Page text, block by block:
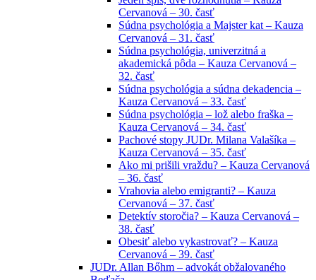
Cervanová – 30. časť
Súdna psychológia a Majster kat – Kauza
Cervanová – 31. časť
Súdna psychológia, univerzitná a
akademická pôda – Kauza Cervanová –
32. časť
Súdna psychológia a súdna dekadencia –
Kauza Cervanová – 33. časť
Súdna psychológia – lož alebo fraška –
Kauza Cervanová – 34. časť
Pachové stopy JUDr. Milana Valašíka –
Kauza Cervanová – 35. časť
Ako mi prišili vraždu? – Kauza Cervanová
– 36. časť
Vrahovia alebo emigranti? – Kauza
Cervanová – 37. časť
Detektív storočia? – Kauza Cervanová –
38. časť
Obesiť alebo vykastrovať? – Kauza
Cervanová – 39. časť
JUDr. Allan Bőhm – advokát obžalovaného